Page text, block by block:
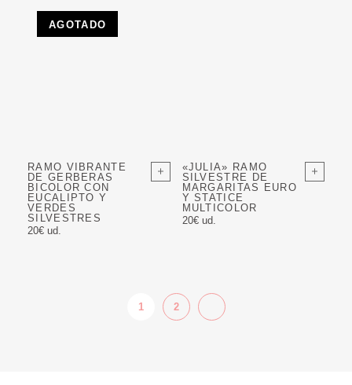
AGOTADO
RAMO VIBRANTE
DE GERBERAS
BICOLOR CON
EUCALIPTO Y
VERDES
SILVESTRES
20€ ud.
«JULIA» RAMO
SILVESTRE DE
MARGARITAS EURO
Y STATICE
MULTICOLOR
20€ ud.
1 2